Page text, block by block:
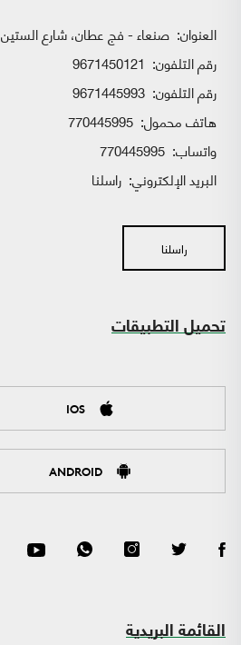
العنوان: صنعاء - فج عطان، شارع الستين
رقم التلفون: 9671450121
رقم التلفون: 9671445993
هاتف محمول: 770445995
واتساب:
البريد الإلكتروني: راسلنا
راسلنا
تحميل التطبيقات
IOS
ANDROID
القائمة البريدية